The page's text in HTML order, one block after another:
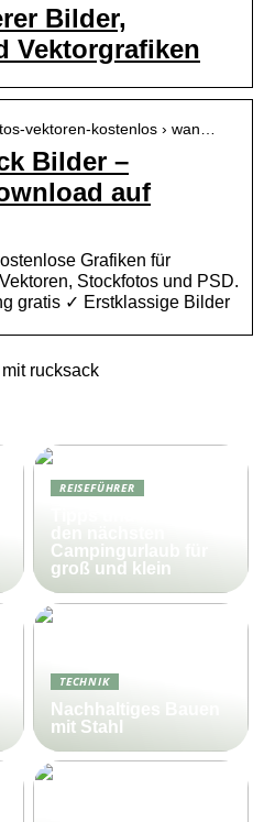
Bilder,
Vektorgrafiken
vektoren-kostenlos › wan…
Bilder –
auf
Grafiken für
Stockfotos und PSD.
gratis ✓ Erstklassige Bilder
rucksack
REISEFÜHRER
Campingurlaub für
groß und klein
TECHNIK
Nachhaltiges Bauen
mit Stahl